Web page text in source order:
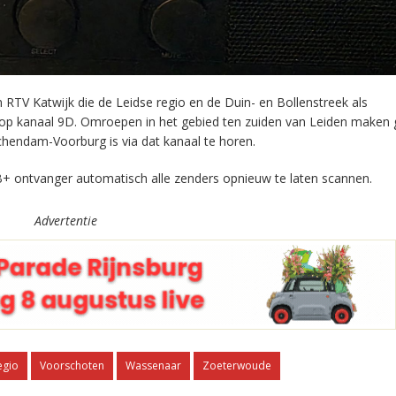
Katwijk die de Leidse regio en de Duin- en Bollenstreek als
kanaal 9D. Omroepen in het gebied ten zuiden van Leiden maken
Voorburg is via dat kanaal te horen.
ontvanger automatisch alle zenders opnieuw te laten scannen.
Advertentie
Voorschoten Wassenaar Zoeterwoude